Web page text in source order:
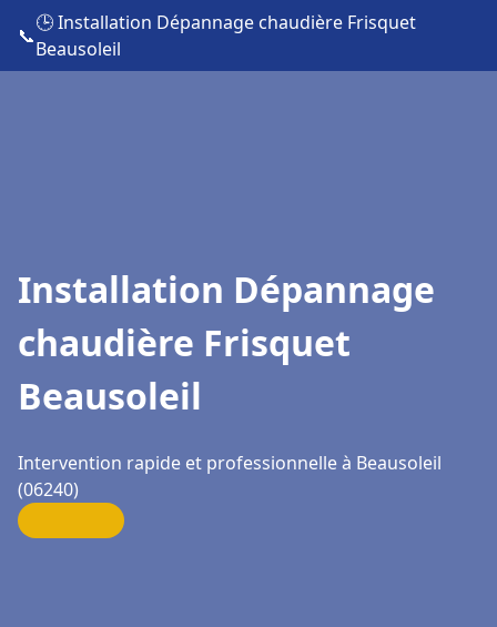
📞
🕒 Installation Dépannage chaudière Frisquet
Beausoleil
Installation Dépannage
chaudière Frisquet
Beausoleil
Intervention rapide et professionnelle à Beausoleil
(06240)